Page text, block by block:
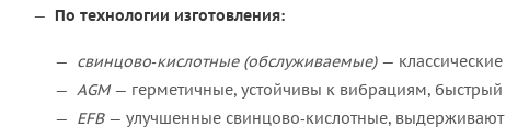
По технологии изготовления:
свинцово‑кислотные (обслуживаемые)— классические
AGM— герметичные, устойчивы к вибрациям, быстрый
EFB— улучшенные свинцово‑кислотные, выдерживают